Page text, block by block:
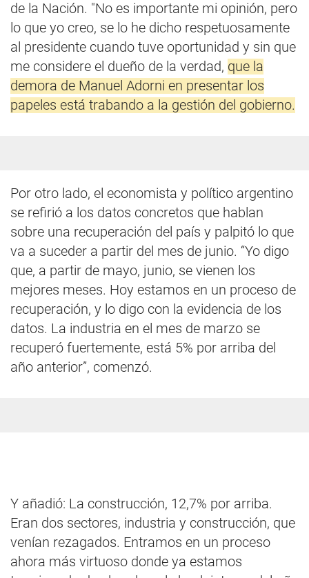
de la Nación. "No es importante mi opinión, pero
lo que yo creo, se lo he dicho respetuosamente
al presidente cuando tuve oportunidad y sin que
me considere el dueño de la verdad, que la
demora de Manuel Adorni en presentar los
papeles está trabando a la gestión del gobierno.
Por otro lado, el economista y político argentino
se refirió a los datos concretos que hablan
sobre una recuperación del país y palpitó lo que
va a suceder a partir del mes de junio. “Yo digo
que, a partir de mayo, junio, se vienen los
mejores meses. Hoy estamos en un proceso de
recuperación, y lo digo con la evidencia de los
datos. La industria en el mes de marzo se
recuperó fuertemente, está 5% por arriba del
año anterior”, comenzó.
Y añadió: La construcción, 12,7% por arriba.
Eran dos sectores, industria y construcción, que
venían rezagados. Entramos en un proceso
ahora más virtuoso donde ya estamos